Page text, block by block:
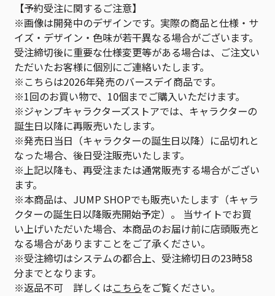
【予約受注に関するご注意】
※画像は開発中のデザインです。実際の商品と仕様・サ
イズ・デザイン・色味が若干異なる場合がございます。
受注締切後に重要な仕様変更等がある場合は、ご注文い
ただいたお客様に個別にご連絡いたします。
※こちらは2026年発売のバースデイ商品です。
※1回のお買い物で、10個までご購入いただけます。
※ジャンプキャラクターズストアでは、キャラクターの
誕生日以降に再販売いたします。
※発売日当日（キャラクターの誕生日以降）に品切れと
なった場合、後日受注販売いたします。
※上記以降も、再受注または通常販売する場合がござい
ます。
※本商品は、JUMP SHOPでも販売いたします（キャラ
クターの誕生日以降販売開始予定）。 当サイトでお買
い上げいただいた場合、本商品のお届け前に店頭販売と
なる場合がありますことをご了承ください。
※受注締切はシステムの都合上、受注締切日の23時58
分までとなります。
※返品不可 詳しくはこちらをご覧ください。